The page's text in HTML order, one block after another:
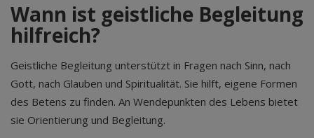
Wann ist geistliche Begleitung
hilfreich?
Geistliche Begleitung unterstützt in Fragen nach Sinn, nach
Gott, nach Glauben und Spiritualität. Sie hilft, eigene Formen
des Betens zu finden. An Wendepunkten des Lebens bietet
sie Orientierung und Begleitung.